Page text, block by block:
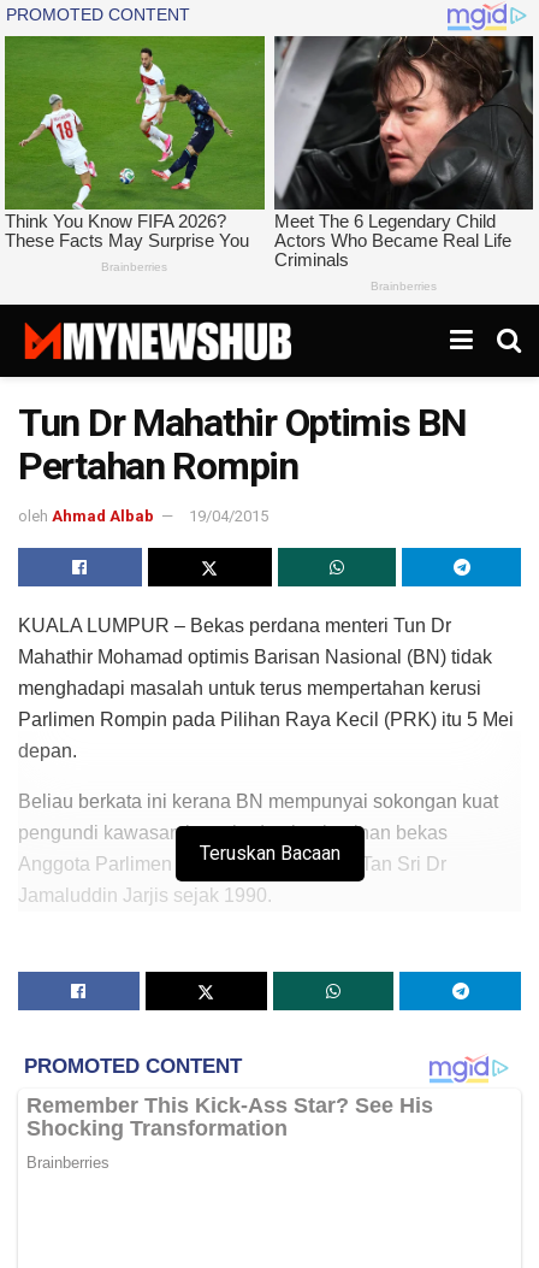
Tun Dr Mahathir Optimis BN
Pertahan Rompin
oleh Ahmad Albab 19/04/2015
KUALA LUMPUR – Bekas perdana menteri Tun Dr
Mahathir Mohamad optimis Barisan Nasional (BN) tidak
menghadapi masalah untuk terus mempertahan kerusi
Parlimen Rompin pada Pilihan Raya Kecil (PRK) itu 5 Mei
depan.
Beliau berkata ini kerana BN mempunyai sokongan kuat
pengundi kawasan itu terhadap kepimpinan bekas
Anggota Parlimen Rompin Allahyarham Tan Sri Dr
Jamaluddin Jarjis sejak 1990.
tahu marginnya kali ini,” katanya kepada pemberita pada
forum antarabangsa ‘Mendampingi Golongan Muda Untuk
Pusat Dagangan Dunia Putra, di sini hari ini.
PRK Parlimen Rompin diadakan berikutan kematian
Jamaluddin dalam nahas helikopter di Semenyih,
Teruskan Bacaan